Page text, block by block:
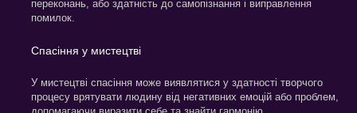
переконань, або здатність до самопізнання і виправлення
помилок.
Спасіння у мистецтві
У мистецтві спасіння може виявлятися у здатності творчого
процесу врятувати людину від негативних емоцій або проблем,